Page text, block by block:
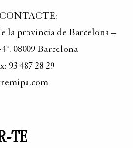
la provincia de Barcelona –
08009 Barcelona
93 487 28 29
TE